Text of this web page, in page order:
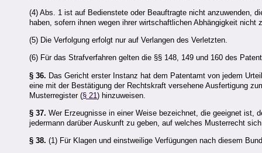
(4) Abs. 1 ist auf Bedienstete oder Beauftragte nicht anzuwenden,
haben, sofern ihnen wegen ihrer wirtschaftlichen Abhängigkeit
(5) Die Verfolgung erfolgt nur auf Verlangen des Verletzten.
(6) Für das Strafverfahren gelten die §§ 148, 149 und 160 des
§ 36. Das Gericht erster Instanz hat dem Patentamt von jedem
eine mit der Bestätigung der Rechtskraft versehene Ausfertigung
Musterregister (§ 21) hinzuweisen.
§ 37. Wer Erzeugnisse in einer Weise bezeichnet, die geeignet ist,
jedermann darüber Auskunft zu geben, auf welches Musterrecht
§ 38. (1) Für Klagen und einstweilige Verfügungen nach diesem